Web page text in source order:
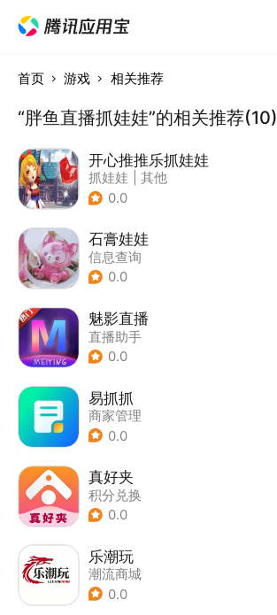
首页 游戏 相关推荐
“胖鱼直播抓娃娃”的相关推荐(10)
开心推推乐抓娃娃
抓娃娃
其他
0.0
石膏娃娃
信息查询
0.0
魅影直播
直播助手
0.0
易抓抓
商家管理
0.0
真好夹
积分兑换
0.0
乐潮玩
潮流商城
0.0